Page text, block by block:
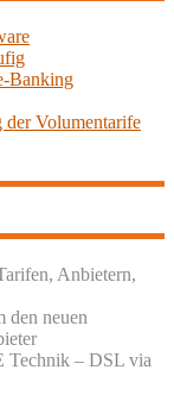
Banking
Volumentarife
Anbietern,
den neuen
Technik – DSL via